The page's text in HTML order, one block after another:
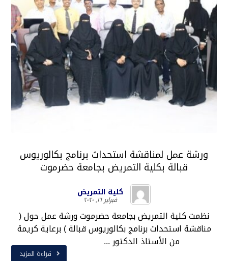
ورشة عمل لمناقشة استحداث برنامج بكالوريوس
قبالة بكلية التمريض بجامعة حضرموت
كلية التمريض
فبراير ١٦, ٢٠٢٠
نظمت كلية التمريض بجامعة حضرموت ورشة عمل حول (
مناقشة استحداث برنامج بكالوريوس قبالة ) برعاية كريمة
من الأستاذ الدكتور ...
قراءة المزيد